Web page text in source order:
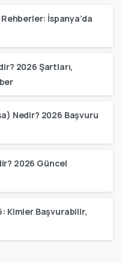
İspanya’da
2026 Şartları,
Nedir? 2026 Başvuru
2026 Güncel
Kimler Başvurabilir,